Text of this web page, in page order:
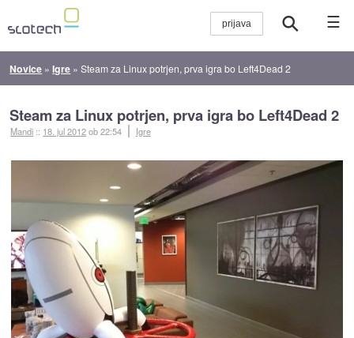
☰
Novice »Igre »Steam za Linux potrjen, prva igra bo Left4Dead 2
Steam za Linux potrjen, prva igra bo Left4Dead 2
Mandi :: 18. jul 2012ob 22:54 Igre